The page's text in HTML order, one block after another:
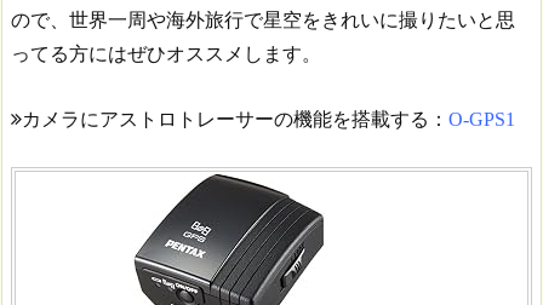
ので、世界一周や海外旅行で星空をきれいに撮りたいと思
ってる方にはぜひオススメします。
カメラにアストロトレーサーの機能を搭載する： O-GPS1